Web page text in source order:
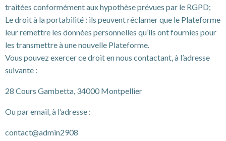
traitées conformément aux hypothèse prévues par le RGPD;
Le droit à la portabilité : ils peuvent réclamer que le Plateforme
leur remettre les données personnelles qu’ils ont fournies pour
les transmettre à une nouvelle Plateforme.
Vous pouvez exercer ce droit en nous contactant, à l’adresse
suivante :
28 Cours Gambetta, 34000 Montpellier
Ou par email, à l’adresse :
contact@admin2908